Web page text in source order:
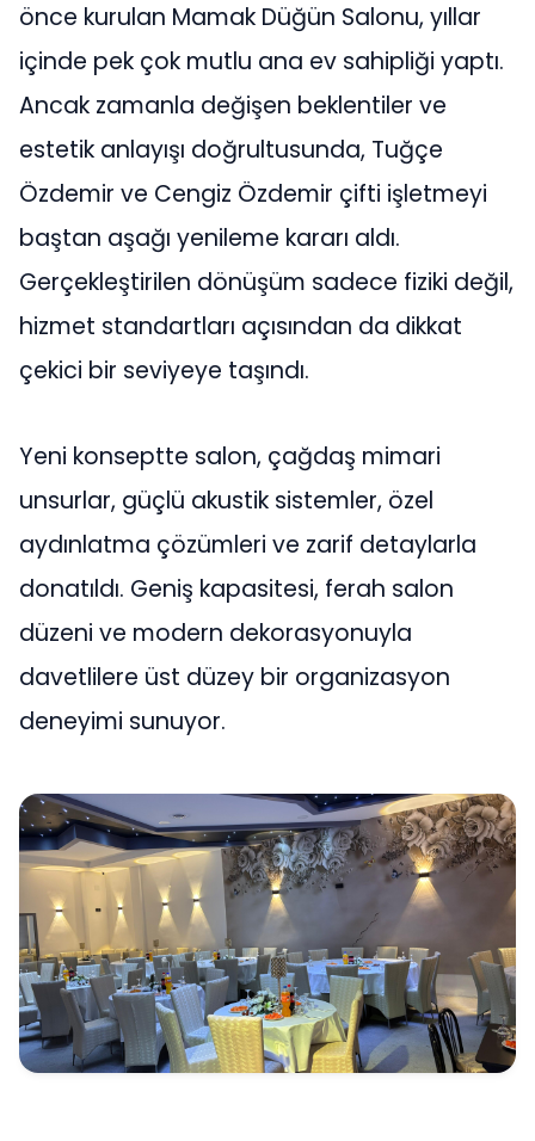
önce kurulan Mamak Düğün Salonu, yıllar
içinde pek çok mutlu ana ev sahipliği yaptı.
Ancak zamanla değişen beklentiler ve
estetik anlayışı doğrultusunda, Tuğçe
Özdemir ve Cengiz Özdemir çifti işletmeyi
baştan aşağı yenileme kararı aldı.
Gerçekleştirilen dönüşüm sadece fiziki değil,
hizmet standartları açısından da dikkat
çekici bir seviyeye taşındı.
Yeni konseptte salon, çağdaş mimari
unsurlar, güçlü akustik sistemler, özel
aydınlatma çözümleri ve zarif detaylarla
donatıldı. Geniş kapasitesi, ferah salon
düzeni ve modern dekorasyonuyla
davetlilere üst düzey bir organizasyon
deneyimi sunuyor.